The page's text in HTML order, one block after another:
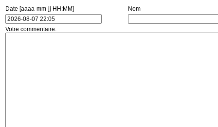
Date [aaaa-mm-jj HH:MM] Nom
Votre commentaire: